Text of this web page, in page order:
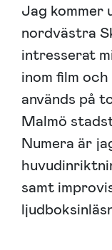
Jag kommer
nordvästra
intresserat
inom film
används på
Malmö
Numera är
samt